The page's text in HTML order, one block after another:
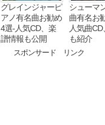
グレインジャーピ
アノ有名曲お勧め
4選-人気CD、楽
譜情報も公開
シューマ
曲有名お
人気曲
も紹介
スポンサード リンク